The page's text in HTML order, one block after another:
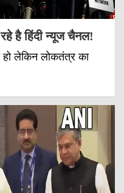
है हिंदी न्यूज चैनल!
लेकिन लोकतंत्र का